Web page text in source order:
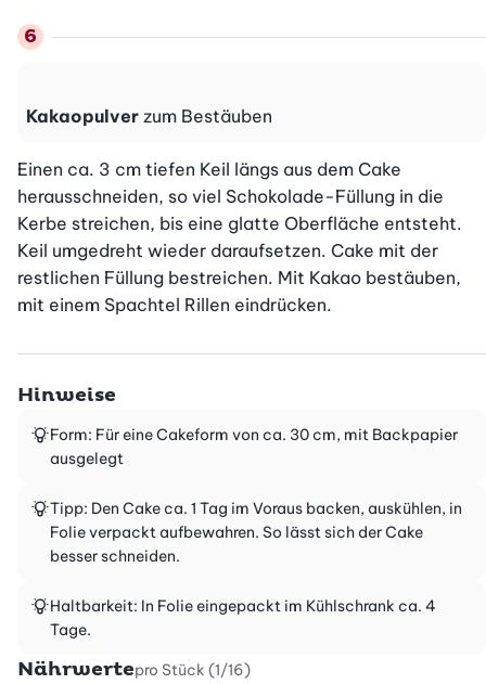
Kakaopulver zum Bestäuben
Einen ca. 3 cm tiefen Keil längs aus dem Cake
herausschneiden, so viel Schokolade-Füllung in die
Kerbe streichen, bis eine glatte Oberfläche entsteht.
Keil umgedreht wieder daraufsetzen. Cake mit der
restlichen Füllung bestreichen. Mit Kakao bestäuben,
mit einem Spachtel Rillen eindrücken.
Hinweise
Form: Für eine Cakeform von ca. 30 cm, mit Backpapier
ausgelegt
Tipp: Den Cake ca. 1 Tag im Voraus backen, auskühlen, in
Folie verpackt aufbewahren. So lässt sich der Cake
besser schneiden.
Haltbarkeit: In Folie eingepackt im Kühlschrank ca. 4
Tage.
Nährwertepro Stück (1/16)